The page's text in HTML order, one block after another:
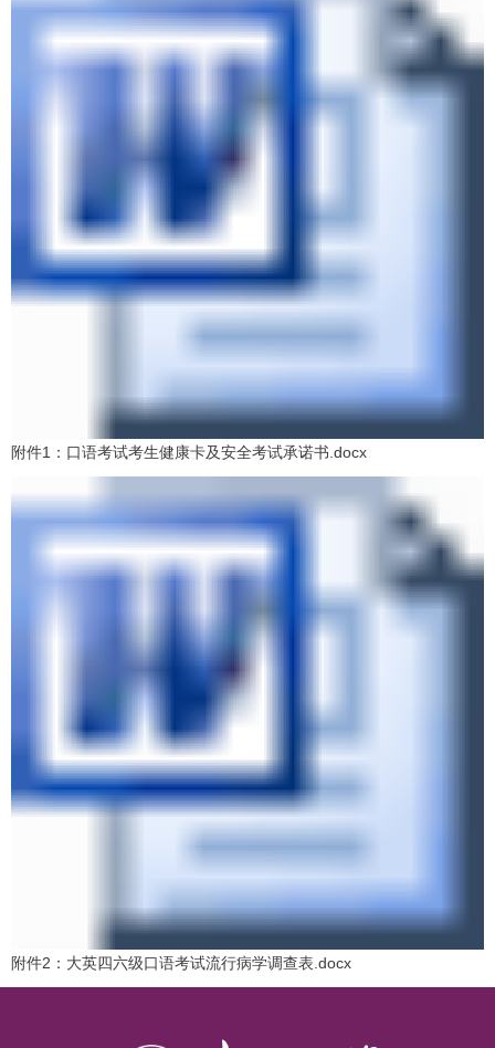
附件1：口语考试考生健康卡及安全考试承诺书.docx
附件2：大英四六级口语考试流行病学调查表.docx